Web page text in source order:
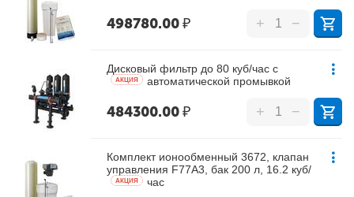
498780.00₽ + −
Дисковый фильтр до 80 куб/час с
автоматической промывкой
AКЦИЯ
484300.00₽ + −
Комплект ионообменный 3672, клапан
управления F77A3, бак 200 л, 16.2 куб/
час
AКЦИЯ